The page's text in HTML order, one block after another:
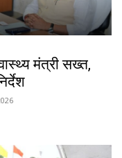
मंत्री सख्त,